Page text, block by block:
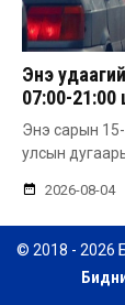
Энэ
07:00-21:00
Энэ сарын 15-
улсын
2026-08-04
© 2018 - 2026